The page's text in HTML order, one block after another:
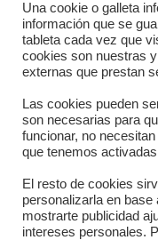
Una cookie o galleta
información que se
tableta cada vez que
cookies son nuestras
externas que prestan
Las cookies pueden
son necesarias para
funcionar, no
que tenemos
El resto de cookies
personalizarla en
mostrarte publicidad
intereses personales.